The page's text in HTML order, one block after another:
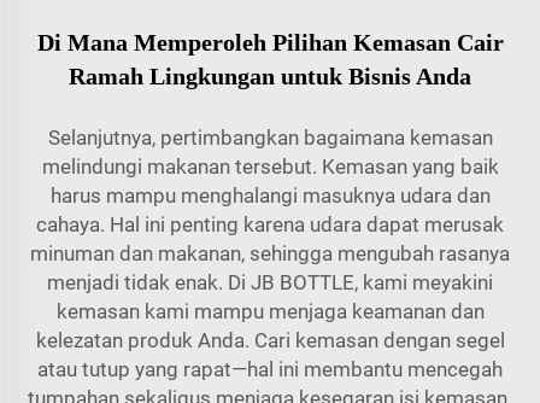
Di Mana Memperoleh Pilihan Kemasan Cair
Ramah Lingkungan untuk Bisnis Anda
Selanjutnya, pertimbangkan bagaimana kemasan
melindungi makanan tersebut. Kemasan yang baik
harus mampu menghalangi masuknya udara dan
cahaya. Hal ini penting karena udara dapat merusak
minuman dan makanan, sehingga mengubah rasanya
menjadi tidak enak. Di JB BOTTLE, kami meyakini
kemasan kami mampu menjaga keamanan dan
kelezatan produk Anda. Cari kemasan dengan segel
atau tutup yang rapat—hal ini membantu mencegah
tumpahan sekaligus menjaga kesegaran isi kemasan.